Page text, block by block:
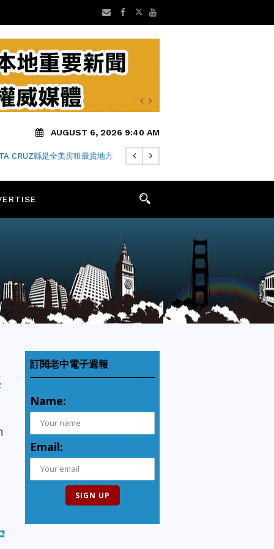
AUGUST 6, 2026 9:40 AM
CRUZ縣是全美房租最貴地方
訂閱老中電子週報
Name:
Email: